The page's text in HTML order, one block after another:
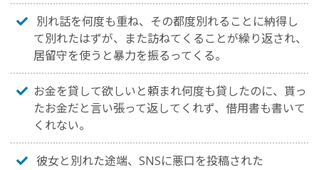
別れ話を何度も重ね、その都度別れることに納得し
て別れたはずが、また訪ねてくることが繰り返され、
居留守を使うと暴力を振るってくる。
お金を貸して欲しいと頼まれ何度も貸したのに、貰っ
たお金だと言い張って返してくれず、借用書も書いて
くれない。
彼女と別れた途端、SNSに悪口を投稿された